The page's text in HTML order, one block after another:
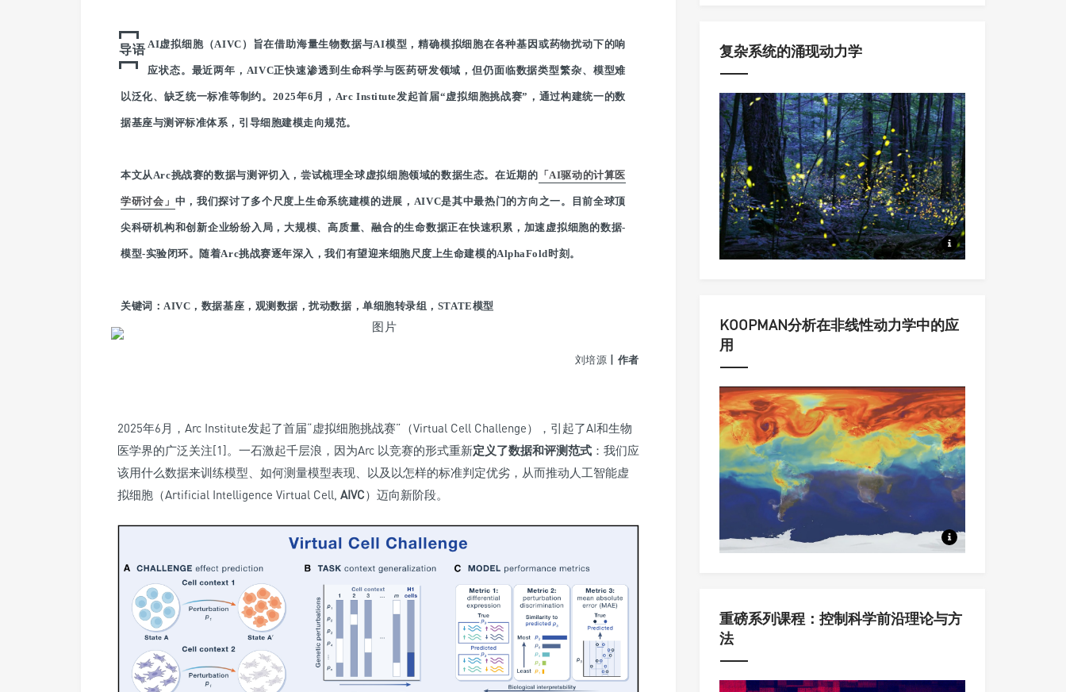
导语 AI虚拟细胞（AIVC）旨在借助海量生物数据与AI模型，精确模拟细胞在各种基因或药物扰动下的响
应状态。最近两年，AIVC正快速渗透到生命科学与医药研发领域，但仍面临数据类型繁杂、模型难
以泛化、缺乏统一标准等制约。2025年6月，Arc Institute发起首届“虚拟细胞挑战赛”，通过构建统一的数
据基座与测评标准体系，引导细胞建模走向规范。
本文从Arc挑战赛的数据与测评切入，尝试梳理全球虚拟细胞领域的数据生态。在近期的 「AI驱动的计算医
学研讨会」 中，我们探讨了多个尺度上生命系统建模的进展，AIVC是其中最热门的方向之一。目前全球顶
尖科研机构和创新企业纷纷入局，大规模、高质量、融合的生命数据正在快速积累，加速虚拟细胞的数据-
模型-实验闭环。随着Arc挑战赛逐年深入，我们有望迎来细胞尺度上生命建模的AlphaFold时刻。
关键词：AIVC，数据基座，观测数据，扰动数据，单细胞转录组，STATE模型
刘培源 丨作者
2025年6月，Arc Institute发起了首届“虚拟细胞挑战赛” （Virtual Cell Challenge）
，引起了AI和生物
医学界的广泛关注[1]。一石激起千层浪，因为Arc 以竞赛的形式重新定义了数据和评测范式 ：我们应
该用什么数据来训练模型、如何测量模型表现、以及以怎样的标准判定优劣，从而推动人工智能虚
拟细胞 （Artificial Intelligence Virtual Cell, AIVC） 迈向新阶段。
复杂系统的涌现动力学
从同步到集群，从动力系统到
KOOPMAN分析在非线性动力学中的应
用
本系列课程中，将从Koopman
重磅系列课程：控制科学前沿理论与方
法